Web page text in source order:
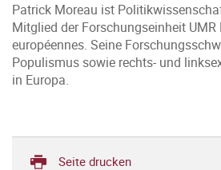
Patrick Moreau ist
Mitglied der Forschungseinheit
européennes. Seine
Populismus sowie rechts- und
in Europa.
Seite drucken